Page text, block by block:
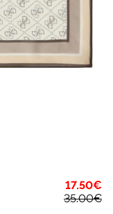
17.50€
35.00€